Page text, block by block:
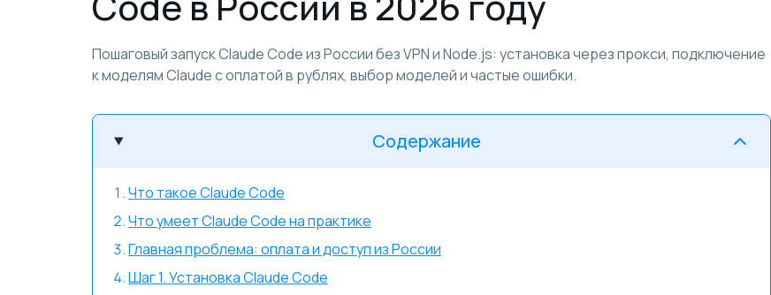
Пошаговый запуск Claude Code из России без VPN и Node.js: установка через прокси, подключение
к моделям Claude с оплатой в рублях, выбор моделей и частые ошибки.
Содержание
Что такое Claude Code
Что умеет Claude Code на практике
Главная проблема: оплата и доступ из России
Шаг 1. Установка Claude Code